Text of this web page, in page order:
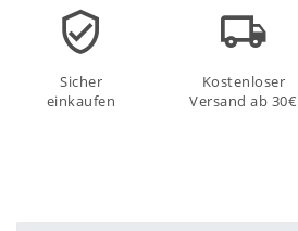
Sicher
einkaufen
Kostenloser
Versand ab 30€